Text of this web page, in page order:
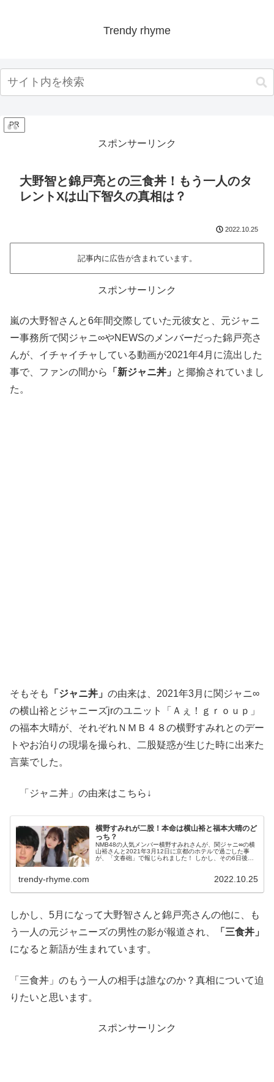
Trendy rhyme
PR
スポンサーリンク
大野智と錦戸亮との三食丼！もう一人のタ
レントXは山下智久の真相は？
2022.10.25
記事内に広告が含まれています。
スポンサーリンク
嵐の大野智さんと6年間交際していた元彼女と、元ジャニ
ー事務所で関ジャニ∞やNEWSのメンバーだった錦戸亮さ
んが、イチャイチャしている動画が2021年4月に流出した
事で、ファンの間から
「新ジャニ丼」
と揶揄されていまし
た。
そもそも 「ジャニ丼」 の由来は、2021年3月に関ジャニ∞
の横山裕とジャニーズjrのユニット「Ａぇ！ｇｒｏｕｐ」
の福本大晴が、それぞれＮＭＢ４８の横野すみれとのデー
トやお泊りの現場を撮られ、二股疑惑が生じた時に出来た
言葉でした。
「ジャニ丼」の由来はこちら↓
横野すみれが二股！本命は横山裕と福本大晴のど
っち？
NMB48の人気メンバー横野すみれさんが、関ジャニ∞の横
山裕さんと2021年3月12日に京都のホテルで過ごした事
が、「文春砲」で報じられました！ しかし、その6日後の3
trendy-rhyme.com 2022.10.25
しかし、5月になって大野智さんと錦戸亮さんの他に、も
う一人の元ジャニーズの男性の影が報道され、
「三食丼」
になると新語が生まれています。
「三食丼」のもう一人の相手は誰なのか？真相について迫
りたいと思います。
スポンサーリンク